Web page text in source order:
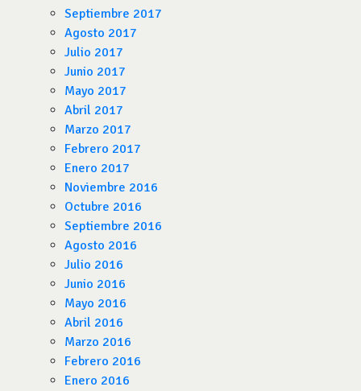
Septiembre 2017
Agosto 2017
Julio 2017
Junio 2017
Mayo 2017
Abril 2017
Marzo 2017
Febrero 2017
Enero 2017
Noviembre 2016
Octubre 2016
Septiembre 2016
Agosto 2016
Julio 2016
Junio 2016
Mayo 2016
Abril 2016
Marzo 2016
Febrero 2016
Enero 2016